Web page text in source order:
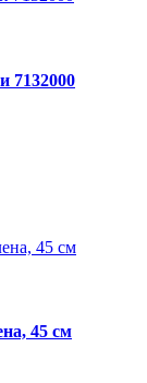
7132000
45 см